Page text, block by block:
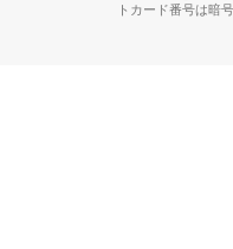
トカード番号は暗